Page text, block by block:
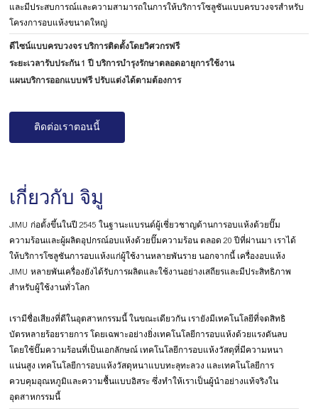
และมีประสบการณ์และความสามารถในการให้บริการโซลูชันแบบครบวงจรสำหรับ
โครงการอบแห้งขนาดใหญ่
ดีไซน์แบบครบวงจร บริการติดตั้งโดยวิศวกรฟรี
ระยะเวลารับประกัน 1 ปี บริการบำรุงรักษาตลอดอายุการใช้งาน
แผนบริการออกแบบฟรี ปรับแต่งได้ตามต้องการ
ติดต่อเราตอนนี้
เกี่ยวกับ จิมู
JIMU ก่อตั้งขึ้นในปี 2545 ในฐานะแบรนด์ผู้เชี่ยวชาญด้านการอบแห้งด้วยปั๊ม
ความร้อนและผู้ผลิตอุปกรณ์อบแห้งด้วยปั๊มความร้อน ตลอด 20 ปีที่ผ่านมา เราได้
ให้บริการโซลูชันการอบแห้งแก่ผู้ใช้งานหลายพันราย นอกจากนี้ เครื่องอบแห้ง
JIMU หลายพันเครื่องยังได้รับการผลิตและใช้งานอย่างเสถียรและมีประสิทธิภาพ
สำหรับผู้ใช้งานทั่วโลก
เรามีชื่อเสียงที่ดีในอุตสาหกรรมนี้ ในขณะเดียวกัน เรายังมีเทคโนโลยีที่จดสิทธิ
บัตรหลายร้อยรายการ โดยเฉพาะอย่างยิ่งเทคโนโลยีการอบแห้งด้วยแรงดันลบ
โดยใช้ปั๊มความร้อนที่เป็นเอกลักษณ์ เทคโนโลยีการอบแห้งวัสดุที่มีความหนา
แน่นสูง เทคโนโลยีการอบแห้งวัสดุหนาแบบทะลุทะลวง และเทคโนโลยีการ
ควบคุมอุณหภูมิและความชื้นแบบอิสระ ซึ่งทำให้เราเป็นผู้นำอย่างแท้จริงใน
อุตสาหกรรมนี้